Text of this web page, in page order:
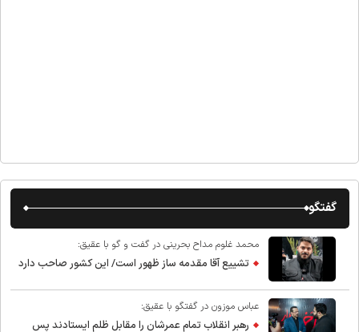
گفتگو
محمد غلوم مداح بحرینی در گفت و گو با عقیق:
تشییع آقا مقدمه ساز ظهور است/ این کشور صاحب دارد
عباس موزون در گفتگو با عقیق:
رهبر انقلاب تمام عمرشان را مقابل ظلم ایستادند پس